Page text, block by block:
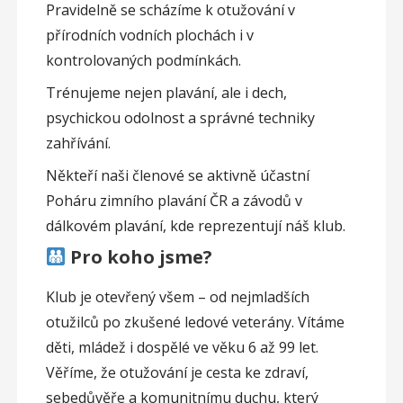
Pravidelně se scházíme k otužování v
přírodních vodních plochách i v
kontrolovaných podmínkách.
Trénujeme nejen plavání, ale i dech,
psychickou odolnost a správné techniky
zahřívání.
Někteří naši členové se aktivně účastní
Poháru zimního plavání ČR a závodů v
dálkovém plavání, kde reprezentují náš klub.
Pro koho jsme?
Klub je otevřený všem – od nejmladších
otužilců po zkušené ledové veterány. Vítáme
děti, mládež i dospělé ve věku 6 až 99 let.
Věříme, že otužování je cesta ke zdraví,
sebedůvěře a komunitnímu duchu, který